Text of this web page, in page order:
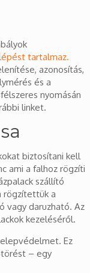
tartalmaz.
azonosítás,
és a
nyomásán
linket.
biztosítani kell
ami a falhoz rögzíti
szállító
rögzítettük a
vagy daruzható. Az
kezeléséről.
Ez
– egy